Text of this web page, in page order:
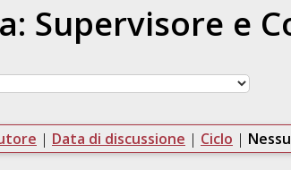
Supervisore e
| Data di discussione | Ciclo |